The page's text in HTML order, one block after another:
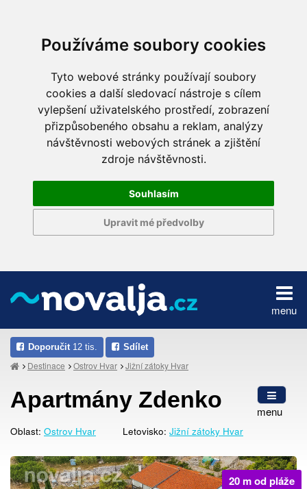
Používáme soubory cookies
Tyto webové stránky používají soubory
cookies a další sledovací nástroje s cílem
vylepšení uživatelského prostředí, zobrazení
přizpůsobeného obsahu a reklam, analýzy
návštěvnosti webových stránek a zjištění
zdroje návštěvnosti.
Souhlasím
Upravit mé předvolby
menu
Doporučit 12 tis. Sdílet
Destinace Ostrov Hvar Jižní zátoky Hvar
menu
Apartmány Zdenko
Oblast: Ostrov Hvar Letovisko: Jižní zátoky Hvar
20 m od pláže